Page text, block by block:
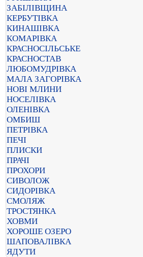
ЗАБІЛІВЩИНА
КЕРБУТІВКА
КИНАШІВКА
КОМАРІВКА
КРАСНОСІЛЬСЬКЕ
КРАСНОСТАВ
ЛЮБОМУДРІВКА
МАЛА ЗАГОРІВКА
НОВІ МЛИНИ
НОСЕЛІВКА
ОЛЕНІВКА
ОМБИШ
ПЕТРІВКА
ПЕЧІ
ПЛИСКИ
ПРАЧІ
ПРОХОРИ
СИВОЛОЖ
СИДОРІВКА
СМОЛЯЖ
ТРОСТЯНКА
ХОВМИ
ХОРОШЕ ОЗЕРО
ШАПОВАЛІВКА
ЯДУТИ